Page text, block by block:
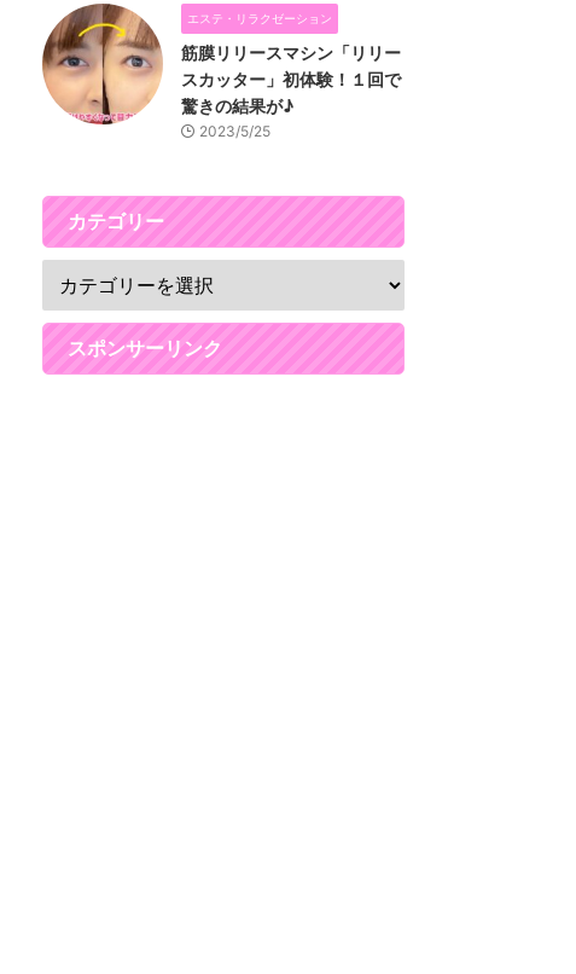
エステ・リラクゼーション
筋膜リリースマシン「リリー
スカッター」初体験！１回で
驚きの結果が♪
2023/5/25
カテゴリー
スポンサーリンク